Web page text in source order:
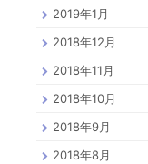
2019年1月
2018年12月
2018年11月
2018年10月
2018年9月
2018年8月